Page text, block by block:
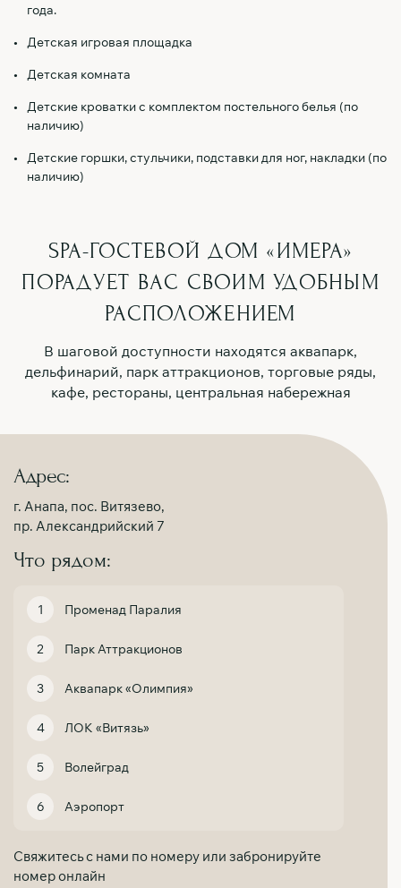
года.
Детская игровая площадка
Детская комната
Детские кроватки с комплектом постельного белья (по
наличию)
Детские горшки, стульчики, подставки для ног, накладки (по
наличию)
SPA-ГОСТЕВОЙ ДОМ «ИМЕРА»
ПОРАДУЕТ ВАС СВОИМ УДОБНЫМ
РАСПОЛОЖЕНИЕМ
В шаговой доступности находятся аквапарк,
дельфинарий, парк аттракционов, торговые ряды,
кафе, рестораны, центральная набережная
Адрес:
г. Анапа, пос. Витязево,
пр. Александрийский 7
Что рядом:
Променад Паралия
Парк Аттракционов
Аквапарк «Олимпия»
ЛОК «Витязь»
Волейград
Аэропорт
Свяжитесь с нами по номеру или забронируйте
номер онлайн